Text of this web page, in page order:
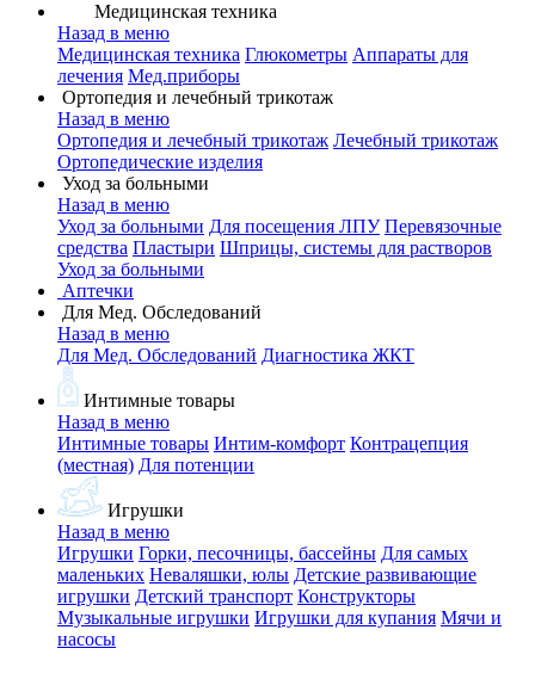
Медицинская техника
Назад в меню
Медицинская техника Глюкометры Аппараты для
лечения Мед.приборы
Ортопедия и лечебный трикотаж
Назад в меню
Ортопедия и лечебный трикотаж Лечебный трикотаж
Ортопедические изделия
Уход за больными
Назад в меню
Уход за больными Для посещения ЛПУ Перевязочные
средства Пластыри Шприцы, системы для растворов
Уход за больными
Аптечки
Для Мед. Обследований
Назад в меню
Для Мед. Обследований Диагностика ЖКТ
Интимные товары
Назад в меню
Интимные товары Интим-комфорт Контрацепция
(местная) Для потенции
Игрушки
Назад в меню
Игрушки Горки, песочницы, бассейны Для самых
маленьких Неваляшки, юлы Детские развивающие
игрушки Детский транспорт Конструкторы
Музыкальные игрушки Игрушки для купания Мячи и
насосы